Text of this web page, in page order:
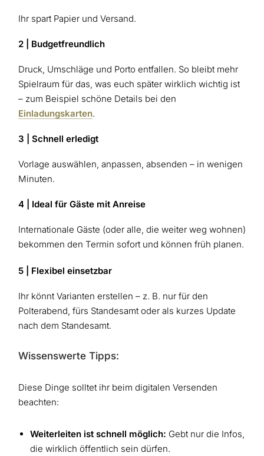
Ihr spart Papier und Versand.
2 | Budgetfreundlich
Druck, Umschläge und Porto entfallen. So bleibt mehr
Spielraum für das, was euch später wirklich wichtig ist
– zum Beispiel schöne Details bei den
Einladungskarten.
3 | Schnell erledigt
Vorlage auswählen, anpassen, absenden – in wenigen
Minuten.
4 | Ideal für Gäste mit Anreise
Internationale Gäste (oder alle, die weiter weg wohnen)
bekommen den Termin sofort und können früh planen.
5 | Flexibel einsetzbar
Ihr könnt Varianten erstellen – z. B. nur für den
Polterabend, fürs Standesamt oder als kurzes Update
nach dem Standesamt.
Wissenswerte Tipps:
Diese Dinge solltet ihr beim digitalen Versenden
beachten:
Weiterleiten ist schnell möglich: Gebt nur die Infos,
die wirklich öffentlich sein dürfen.